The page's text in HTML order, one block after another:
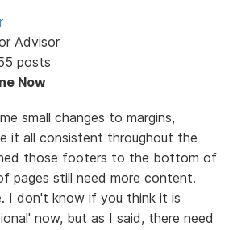
Advisor
posts
Now
small changes to margins,
it all consistent throughout the
those footers to the bottom of
pages still need more content.
I don't know if you think it is
now, but as I said, there need